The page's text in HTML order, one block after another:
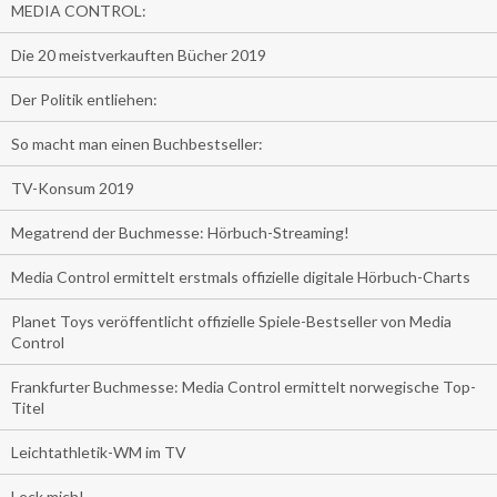
MEDIA CONTROL:
Die 20 meistverkauften Bücher 2019
Der Politik entliehen:
So macht man einen Buchbestseller:
TV-Konsum 2019
Megatrend der Buchmesse: Hörbuch-Streaming!
Media Control ermittelt erstmals offizielle digitale Hörbuch-Charts
Planet Toys veröffentlicht offizielle Spiele-Bestseller von Media
Control
Frankfurter Buchmesse: Media Control ermittelt norwegische Top-
Titel
Leichtathletik-WM im TV